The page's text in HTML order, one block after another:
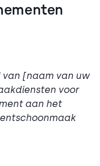
van [naam van uw
voor
aan het